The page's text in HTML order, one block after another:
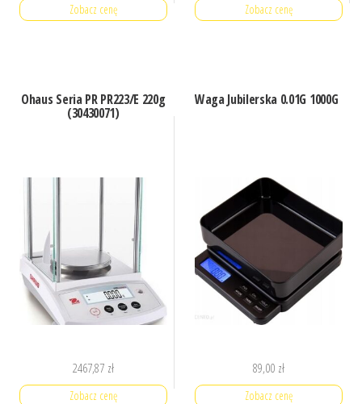
Zobacz cenę Zobacz cenę
Ohaus Seria PR PR223/E 220g
(30430071)
2467,87 zł
Zobacz cenę
Waga Jubilerska 0.01G 1000G
89,00 zł
Zobacz cenę